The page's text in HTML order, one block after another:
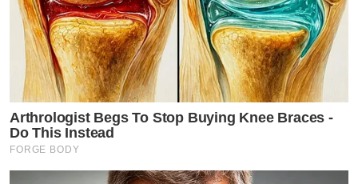
Arthrologist Begs To Stop Buying Knee Braces -
Do This Instead
FORGE BODY